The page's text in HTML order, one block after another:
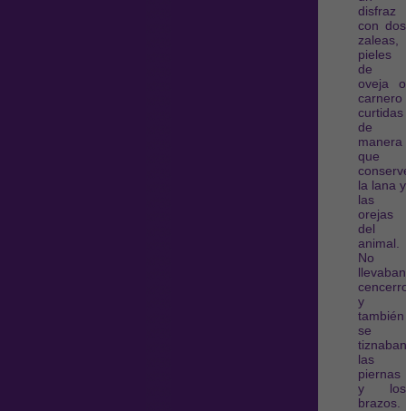
disfraz
con dos
zaleas,
pieles
de
oveja o
carnero
curtidas
de
manera
que
la lana y
las
orejas
del
animal.
No
llevaban
y
también
se
tiznaban
las
piernas
y los
brazos.